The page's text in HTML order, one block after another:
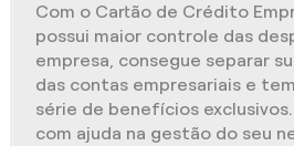
Com o Cartão de Crédito
possui maior controle das
empresa, consegue separar
das contas empresariais e
série de benefícios
com ajuda na gestão do seu